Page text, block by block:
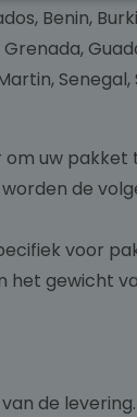
Benin,
om uw pakket
de
voor
het gewicht
de